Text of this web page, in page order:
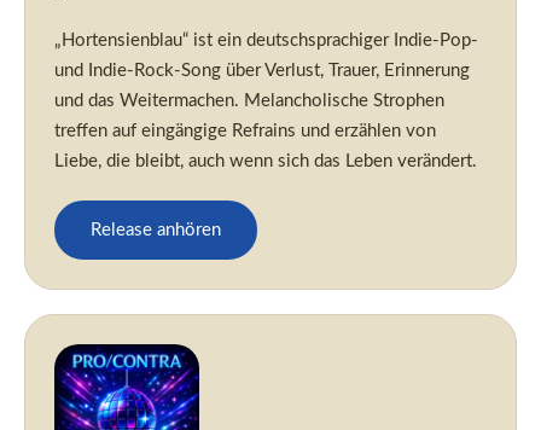
„Hortensienblau“ ist ein deutschsprachiger Indie-Pop-
und Indie-Rock-Song über Verlust, Trauer, Erinnerung
und das Weitermachen. Melancholische Strophen
treffen auf eingängige Refrains und erzählen von
Liebe, die bleibt, auch wenn sich das Leben verändert.
Release anhören